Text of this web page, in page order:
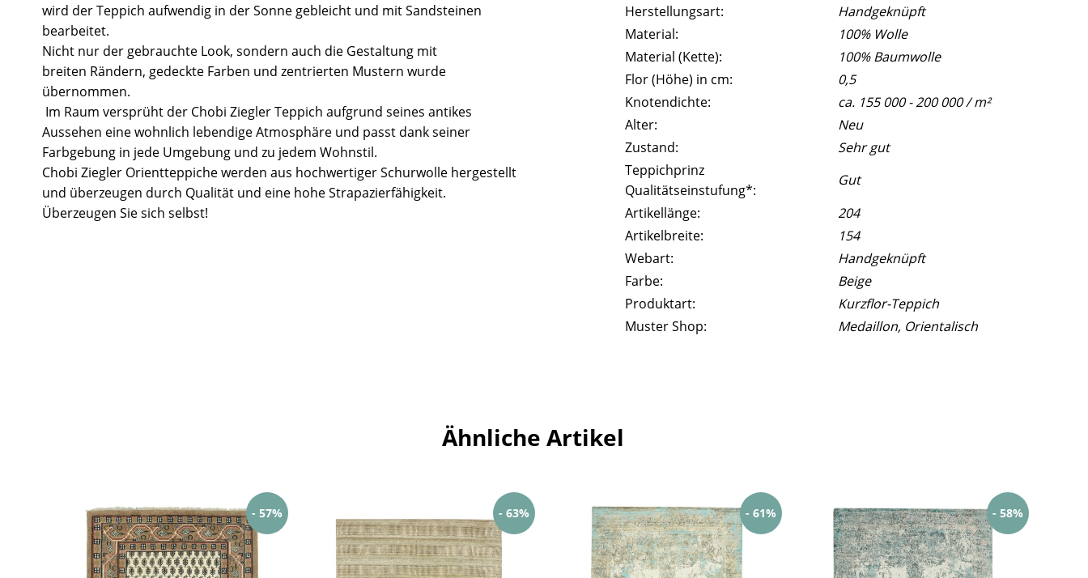
wird der Teppich aufwendig in der Sonne gebleicht und mit Sandsteinen
bearbeitet.
Nicht nur der gebrauchte Look, sondern auch die Gestaltung mit
breiten Rändern, gedeckte Farben und zentrierten Mustern wurde
übernommen.
Im Raum versprüht der Chobi Ziegler Teppich aufgrund seines antikes
Aussehen eine wohnlich lebendige Atmosphäre und passt dank seiner
Farbgebung in jede Umgebung und zu jedem Wohnstil.
Chobi Ziegler Orientteppiche werden aus hochwertiger Schurwolle hergestellt
und überzeugen durch Qualität und eine hohe Strapazierfähigkeit.
Überzeugen Sie sich selbst!
Herstellungsart:
Handgeknüpft
Material:
100% Wolle
Material (Kette):
100% Baumwolle
Flor (Höhe) in cm:
0,5
Knotendichte:
ca. 155 000 - 200 000 / m²
Alter:
Neu
Zustand:
Sehr gut
Teppichprinz
Qualitätseinstufung*:
Gut
Artikellänge:
204
Artikelbreite:
154
Webart:
Handgeknüpft
Farbe:
Beige
Produktart:
Kurzflor-Teppich
Muster Shop:
Medaillon, Orientalisch
Ähnliche Artikel
- 57% - 63% - 61% - 58%